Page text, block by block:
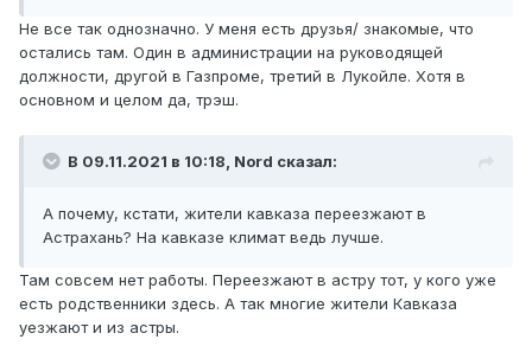
Не все так однозначно. У меня есть друзья/ знакомые, что
остались там. Один в администрации на руководящей
должности, другой в Газпроме, третий в Лукойле. Хотя в
основном и целом да, трэш.
В 09.11.2021 в 10:18, Nord сказал:
А почему, кстати, жители кавказа переезжают в
Астрахань? На кавказе климат ведь лучше.
Там совсем нет работы. Переезжают в астру тот, у кого уже
есть родственники здесь. А так многие жители Кавказа
уезжают и из астры.